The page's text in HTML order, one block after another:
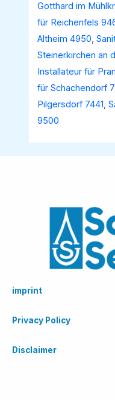
Gotthard im
für Reichenfels
Altheim 4950,
Steinerkirchen an
Installateur für
für Schachendorf
Pilgersdorf 7441,
9500
imprint
Privacy Policy
Disclaimer